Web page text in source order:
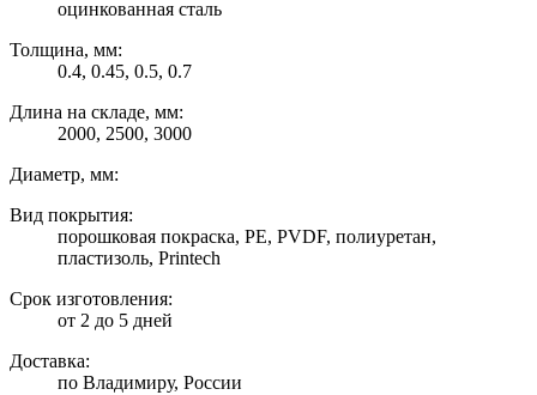
оцинкованная сталь
Толщина, мм:
0.4, 0.45, 0.5, 0.7
Длина на складе, мм:
2000, 2500, 3000
Диаметр, мм:
Вид покрытия:
порошковая покраска, PE, PVDF, полиуретан,
пластизоль, Printech
Срок изготовления:
от 2 до 5 дней
Доставка:
по Владимиру, России